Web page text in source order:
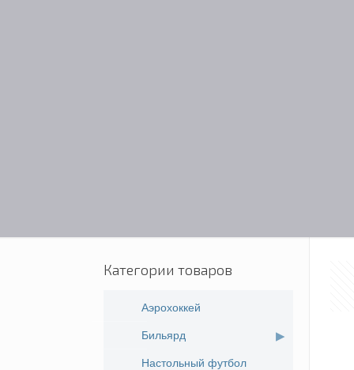
Категории товаров
Аэрохоккей
Бильярд
Настольный футбол